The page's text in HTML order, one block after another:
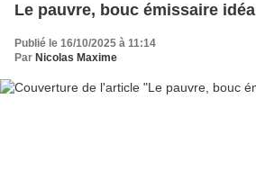
Le pauvre, bouc émissaire idéal
Publié le 16/10/2025 à 11:14
Par Nicolas Maxime